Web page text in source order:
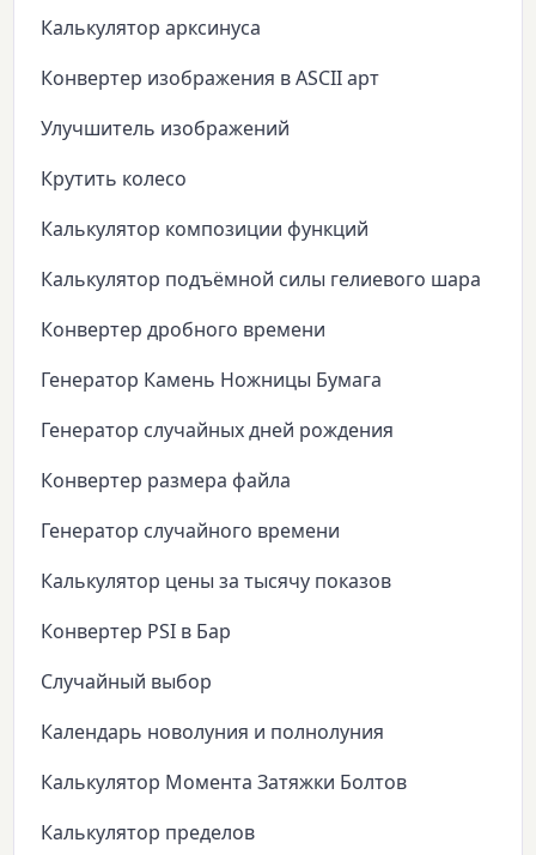
Калькулятор арксинуса
Конвертер изображения в ASCII арт
Улучшитель изображений
Крутить колесо
Калькулятор композиции функций
Калькулятор подъёмной силы гелиевого шара
Конвертер дробного времени
Генератор Камень Ножницы Бумага
Генератор случайных дней рождения
Конвертер размера файла
Генератор случайного времени
Калькулятор цены за тысячу показов
Конвертер PSI в Бар
Случайный выбор
Календарь новолуния и полнолуния
Калькулятор Момента Затяжки Болтов
Калькулятор пределов